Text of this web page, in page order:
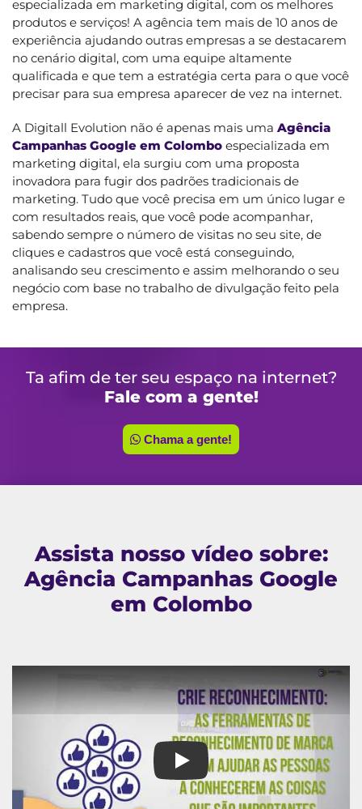
especializada em marketing digital, com os melhores
produtos e serviços! A agência tem mais de 10 anos de
experiência ajudando outras empresas a se destacarem
no cenário digital, com uma equipe altamente
qualificada e que tem a estratégia certa para o que você
precisar para sua empresa aparecer de vez na internet.
A Digitall Evolution não é apenas mais uma Agência
Campanhas Google em Colombo especializada em
marketing digital, ela surgiu com uma proposta
inovadora para fugir dos padrões tradicionais de
marketing. Tudo que você precisa em um único lugar e
com resultados reais, que você pode acompanhar,
sabendo sempre o número de visitas no seu site, de
cliques e cadastros que você está conseguindo,
analisando seu crescimento e assim melhorando o seu
negócio com base no trabalho de divulgação feito pela
empresa.
Ta afim de ter seu espaço na internet?
Fale com a gente!
Chama a gente!
Assista nosso vídeo sobre:
Agência Campanhas Google
em Colombo
Agência Campanhas Google